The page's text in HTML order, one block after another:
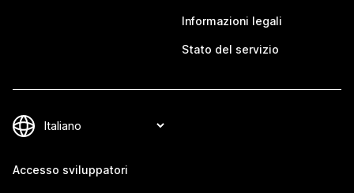
Informazioni legali
Stato del servizio
Accesso sviluppatori